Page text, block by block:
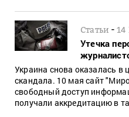
Статьи -14
Утечка
Украина снова оказалась в
скандала. 10 мая сайт
свободный доступ
получали аккредитацию в